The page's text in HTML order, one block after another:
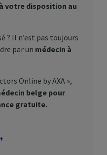
votre disposition au
? Il n’est pas toujours
par un médecin à
Online byAXA »,
belge pour
gratuite.